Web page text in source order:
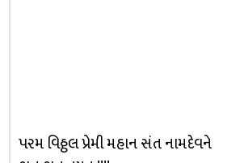
પરમ વિઠ્ઠલ પ્રેમી મહાન સંત નામદેવને